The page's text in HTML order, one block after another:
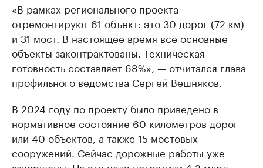
«В рамках регионального проекта
отремонтируют 61 объект: это 30 дорог (72 км)
и 31 мост. В настоящее время все основные
объекты законтрактованы. Техническая
готовность составляет 68%», — отчитался глава
профильного ведомства Сергей Вешняков.
В 2024 году по проекту было приведено в
нормативное состояние 60 километров дорог
или 40 объектов, а также 15 мостовых
сооружений. Сейчас дорожные работы уже